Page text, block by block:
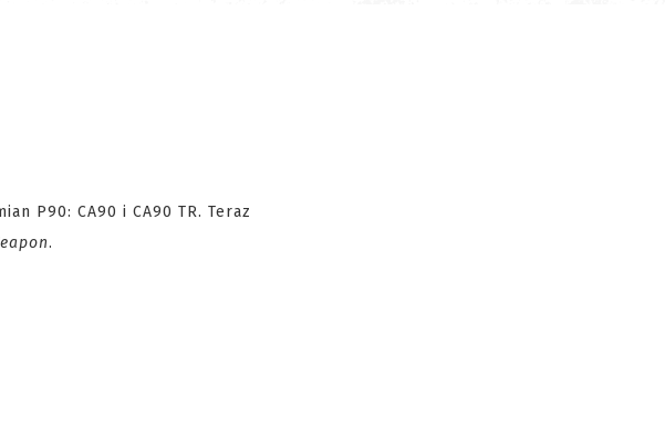
P90: CA90 i CA90 TR. Teraz
.